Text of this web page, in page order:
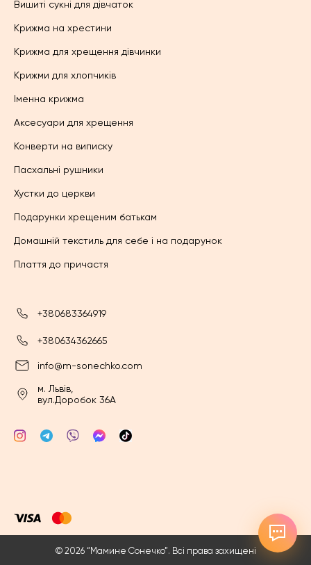
Вишиті сукні для дівчаток
Крижма на хрестини
Крижма для хрещення дівчинки
Крижми для хлопчиків
Іменна крижма
Аксесуари для хрещення
Конверти на виписку
Пасхальні рушники
Хустки до церкви
Подарунки хрещеним батькам
Домашній текстиль для себе і на подарунок
Плаття до причастя
+380683364919
+380634362665
info@m-sonechko.com
м. Львів,
вул.Доробок 36А
© 2026 “Мамине Сонечко”. Всі права захищені